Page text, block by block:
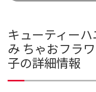
キューティー
み ちゃおフラ
子の詳細情報